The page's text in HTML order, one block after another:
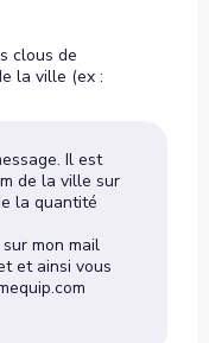
clous de
la ville (ex :
Il est
de la ville sur
la quantité
mon mail
et ainsi vous